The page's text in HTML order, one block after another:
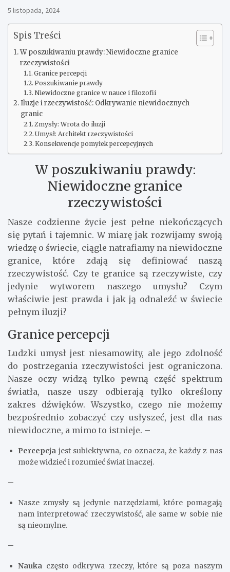
5 listopada, 2024
Spis Treści
W poszukiwaniu prawdy: Niewidoczne granice
rzeczywistości
Granice percepcji
Poszukiwanie prawdy
Niewidoczne granice w nauce i filozofii
Iluzje i rzeczywistość: Odkrywanie niewidocznych
granic
Zmysły: Wrota do iluzji
Umysł: Architekt rzeczywistości
Konsekwencje pomyłek percepcyjnych
W poszukiwaniu prawdy:
Niewidoczne granice
rzeczywistości
Nasze codzienne życie jest pełne niekończących
się pytań i tajemnic. W miarę jak rozwijamy swoją
wiedzę o świecie, ciągle natrafiamy na niewidoczne
granice, które zdają się definiować naszą
rzeczywistość. Czy te granice są rzeczywiste, czy
jedynie wytworem naszego umysłu? Czym
właściwie jest prawda i jak ją odnaleźć w świecie
pełnym iluzji?
Granice percepcji
Ludzki umysł jest niesamowity, ale jego zdolność
do postrzegania rzeczywistości jest ograniczona.
Nasze oczy widzą tylko pewną część spektrum
światła, nasze uszy odbierają tylko określony
zakres dźwięków. Wszystko, czego nie możemy
bezpośrednio zobaczyć czy usłyszeć, jest dla nas
niewidoczne, a mimo to istnieje. –
Percepcja jest subiektywna, co oznacza, że każdy z nas
może widzieć i rozumieć świat inaczej.
–
Nasze zmysły są jedynie narzędziami, które pomagają
nam interpretować rzeczywistość, ale same w sobie nie
są nieomylne.
–
Nauka często odkrywa rzeczy, które są poza naszym